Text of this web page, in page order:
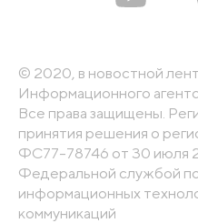
© 2020, в новостной
Информационного
Все права защищены.
принятия решения о
ФС77-78746 от 30 июля
Федеральной службой по
информационных
коммуникаций